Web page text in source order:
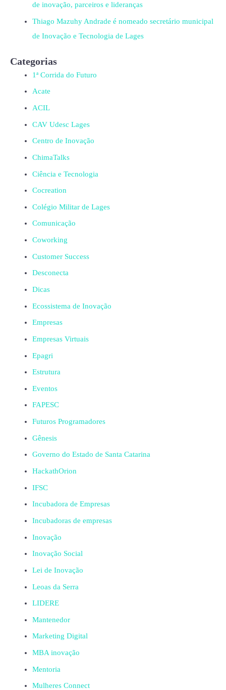
de inovação, parceiros e lideranças
Thiago Mazuhy Andrade é nomeado secretário municipal
de Inovação e Tecnologia de Lages
Categorias
1ª Corrida do Futuro
Acate
ACIL
CAV Udesc Lages
Centro de Inovação
ChimaTalks
Ciência e Tecnologia
Cocreation
Colégio Militar de Lages
Comunicação
Coworking
Customer Success
Desconecta
Dicas
Ecossistema de Inovação
Empresas
Empresas Virtuais
Epagri
Estrutura
Eventos
FAPESC
Futuros Programadores
Gênesis
Governo do Estado de Santa Catarina
HackathOrion
IFSC
Incubadora de Empresas
Incubadoras de empresas
Inovação
Inovação Social
Lei de Inovação
Leoas da Serra
LIDERE
Mantenedor
Marketing Digital
MBA inovação
Mentoria
Mulheres Connect